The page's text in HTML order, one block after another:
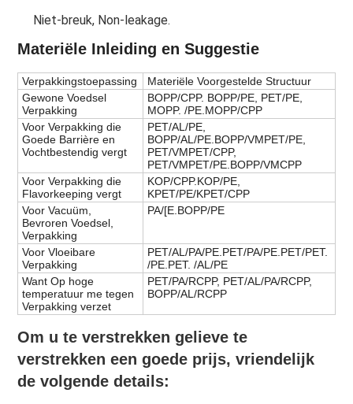
Niet-breuk, Non-leakage.
Materiële Inleiding en Suggestie
Verpakkingstoepassing
Materiële Voorgestelde Structuur
Gewone Voedsel
Verpakking
BOPP/CPP. BOPP/PE, PET/PE,
MOPP. /PE.MOPP/CPP
Voor Verpakking die
Goede Barrière en
Vochtbestendig vergt
PET/AL/PE,
BOPP/AL/PE.BOPP/VMPET/PE,
PET/VMPET/CPP,
PET/VMPET/PE.BOPP/VMCPP
Voor Verpakking die
Flavorkeeping vergt
KOP/CPP.KOP/PE,
KPET/PE/KPET/CPP
Voor Vacuüm,
Bevroren Voedsel,
Verpakking
PA/[E.BOPP/PE
Voor Vloeibare
Verpakking
PET/AL/PA/PE.PET/PA/PE.PET/PET.
/PE.PET. /AL/PE
Want Op hoge
temperatuur me tegen
Verpakking verzet
PET/PA/RCPP, PET/AL/PA/RCPP,
BOPP/AL/RCPP
Om u te verstrekken gelieve te
verstrekken een goede prijs, vriendelijk
de volgende details: